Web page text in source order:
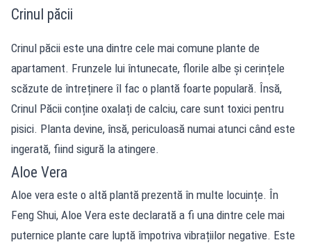
Crinul păcii
Crinul păcii este una dintre cele mai comune plante de
apartament. Frunzele lui întunecate, florile albe și cerințele
scăzute de întreținere îl fac o plantă foarte populară. Însă,
Crinul Păcii conține oxalați de calciu, care sunt toxici pentru
pisici. Planta devine, însă, periculoasă numai atunci când este
ingerată, fiind sigură la atingere.
Aloe Vera
Aloe vera este o altă plantă prezentă în multe locuințe. În
Feng Shui, Aloe Vera este declarată a fi una dintre cele mai
puternice plante care luptă împotriva vibrațiilor negative. Este